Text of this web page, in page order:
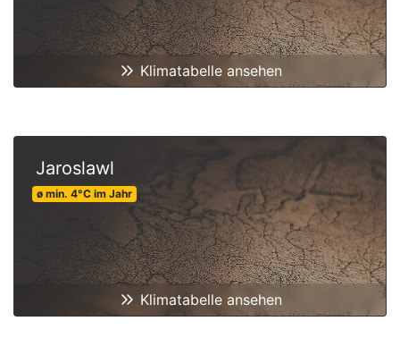
Klimatabelle ansehen
Jaroslawl
ø min. 4°C im Jahr
Klimatabelle ansehen